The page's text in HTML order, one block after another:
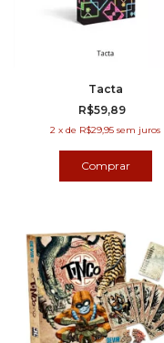
Tacta
R$59,89
2 xde R$29,95 sem juros